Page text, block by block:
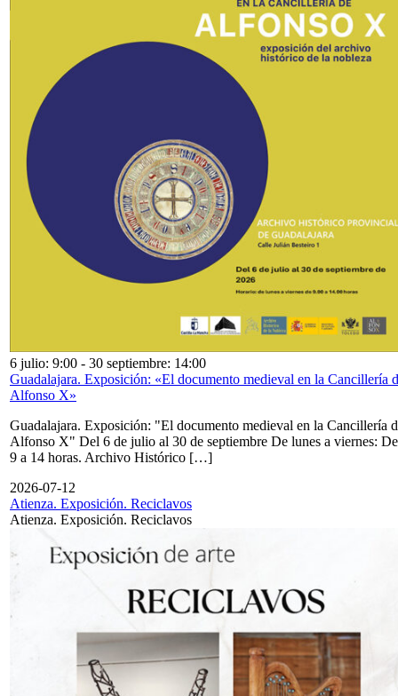
6 julio: 9:00 - 30 septiembre: 14:00
Guadalajara. Exposición: «El documento medieval en la Cancillería
Alfonso X»
Guadalajara. Exposición: "El documento medieval en la Cancillería
Alfonso X" Del 6 de julio al 30 de septiembre De lunes a viernes: De
9 a 14 horas. Archivo Histórico […]
2026-07-12
Atienza. Exposición. Reciclavos
Atienza. Exposición. Reciclavos